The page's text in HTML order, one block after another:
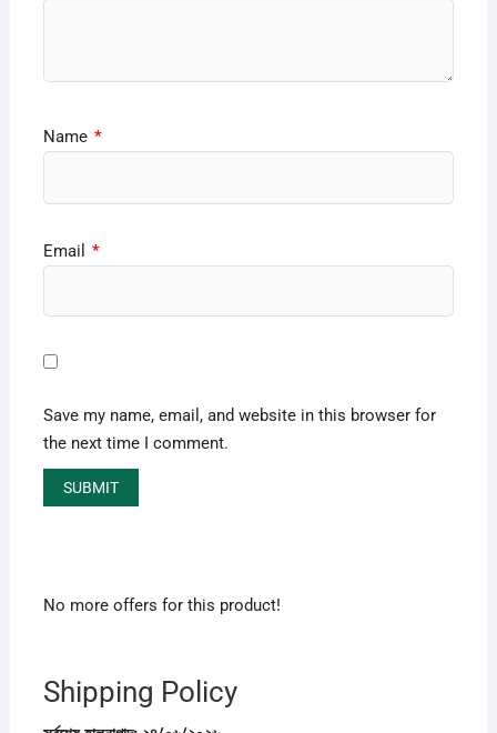
Name *
Email *
Save my name, email, and website in this browser for
the next time I comment.
No more offers for this product!
Shipping Policy